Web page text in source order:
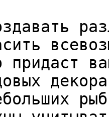
придаст